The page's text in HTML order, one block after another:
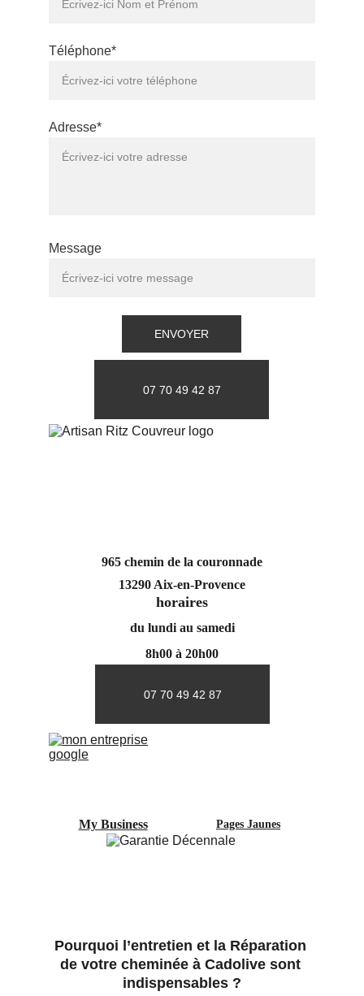
Téléphone*
Adresse*
Message
ENVOYER
07 70 49 42 87
07 70 49 42 87
965 chemin de la couronnade
13290 Aix-en-Provence
horaires
du lundi au samedi
8h00 à 20h00
My Business Pages Jaunes
Pourquoi l’entretien et la Réparation
de votre cheminée à Cadolive sont
indispensables ?